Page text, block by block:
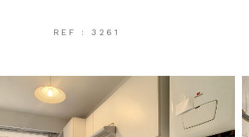
REF : 3261